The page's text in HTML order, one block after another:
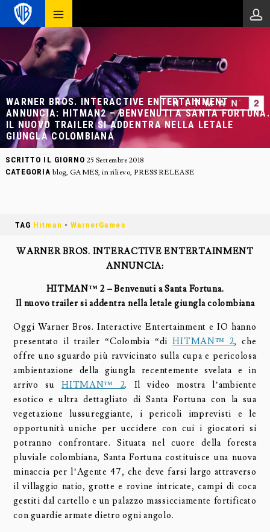
WARNER BROS. INTERACTIVE ENTERTAINMENT
ANNUNCIA: HITMAN2 – BENVENUTI A SANTA FORTUNA.
IL NUOVO TRAILER SI ADDENTRA NELLA LETALE
GIUNGLA COLOMBIANA
SCRITTO IL GIORNO 25 Settembre 2018
CATEGORIA blog, GAMES,in rilievo, PRESS RELEASE
TAG Hitman - WarnerGames
WARNER BROS. INTERACTIVE ENTERTAINMENT
ANNUNCIA:
HITMAN™ 2 – Benvenuti a Santa Fortuna.
Il nuovo trailer si addentra nella letale giungla colombiana
Oggi Warner Bros. Interactive Entertainment e IO hanno
presentato il trailer “Colombia “diHITMAN™ 2, che
offre uno sguardo più ravvicinato sulla cupa e pericolosa
ambientazione della giungla recentemente svelata e in
arrivo suHITMAN™ 2. Il video mostra l’ambiente
esotico e ultra dettagliato di Santa Fortuna con la sua
vegetazione lussureggiante, i pericoli imprevisti e le
opportunità uniche per uccidere con cui i giocatori si
potranno confrontare. Situata nel cuore della foresta
pluviale colombiana, Santa Fortuna costituisce una nuova
minaccia per l’Agente 47, che deve farsi largo attraverso
il villaggio natio, grotte e rovine intricate, campi di coca
gestiti dal cartello e un palazzo massicciamente fortificato
con guardie armate dietro ogni angolo.